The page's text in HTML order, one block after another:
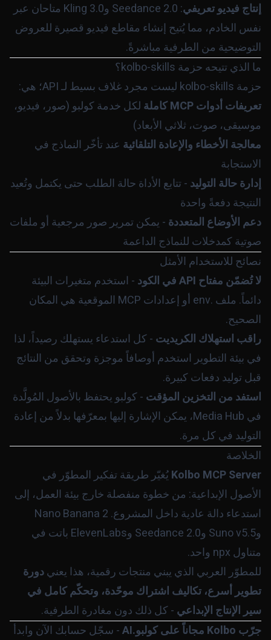
إنتاج فيديو تعريفي
: Seedance 2.0 وKling 3.0 متاحان عبر
نفس الخادم، مما يُتيح إنشاء مقاطع فيديو قصيرة للعروض
التوضيحية من الطرفية مباشرةً.
ما الذي تتيحه حزمة kolbo-skills؟
حزمة kolbo-skills ليست مجرد غلاف بسيط لـ API؛ هي:
تعريفات أدوات MCP كاملة
لكل خدمة كولبو (صور، فيديو،
موسيقى، صوت، ثلاثي الأبعاد)
معالجة الأخطاء والإعادة التلقائية عند تأخّر النماذج في
الاستجابة
إدارة حالة التوليد - تتابع الأداة حالة الطلب حتى يكتمل وتُعيد
النتيجة دفعةً واحدة
دعم الأوضاع المتعددة - يمكن تمرير صور مرجعية أو ملفات
صوتية كمدخلات للنماذج الداعمة
نصائح للاستخدام الأمثل
لا تُضمّن مفتاح API في الكود
- استخدم متغيرات البيئة
دائماً. ملف .env
أو إعدادات MCP الموقعية هي المكان
الصحيح.
راقب استهلاك الكريديت - كل استدعاء يستهلك رصيداً، لذا
في بيئة التطوير استخدم أوصافاً موجزة وتحقق من النتائج
قبل توليد دفعات كبيرة.
استفد من التخزين المؤقت - كولبو يحتفظ بالأصول المُولَّدة
في Media Hub، يمكن الإشارة إليها بمعرّفها بدلاً من إعادة
التوليد في كل مرة.
الخلاصة
Kolbo MCP Serverيُغيّر طريقة تفكير المطوّر في
الأصول الإبداعية: من خطوة منفصلة خارج بيئة العمل، إلى
استدعاء دالة عادية داخل المشروع. Nano Banana 2
وSuno v5.5 وSeedance 2.0 وElevenLabs باتت في
متناول npx واحد.
للمطوّر العربي الذي يبني منتجات رقمية، هذا يعنيدورة
تطوير أسرع، تكاليف اشتراك موحّدة، وتحكّم كامل في
سير الإنتاج الإبداعي - كل ذلك دون مغادرة الطرفية.
جرّب Kolbo مجاناً على
كولبو.AI
- سجّل حسابك الآن وابدأ